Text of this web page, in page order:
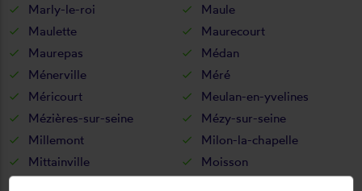
Marly-le-roi
Maule
Maulette
Maurecourt
Maurepas
Médan
Ménerville
Méré
Méricourt
Meulan-en-yvelines
Mézières-sur-seine
Mézy-sur-seine
Millemont
Milon-la-chapelle
Mittainville
Moisson